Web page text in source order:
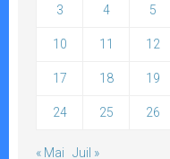
3 4 5
10 11 12
17 18 19
24 25 26
« Mai Juil »